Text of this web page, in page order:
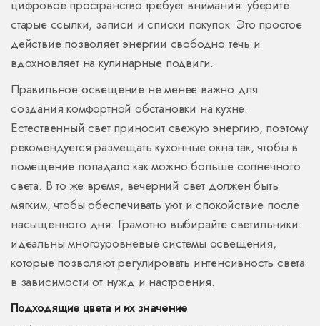
цифровое пространство требует внимания: уберите
старые ссылки, записи и списки покупок. Это простое
действие позволяет энергии свободно течь и
вдохновляет на кулинарные подвиги.
Правильное освещение не менее важно для
создания комфортной обстановки на кухне.
Естественный свет приносит свежую энергию, поэтому
рекомендуется размещать кухонные окна так, чтобы в
помещение попадало как можно больше солнечного
света. В то же время, вечерний свет должен быть
мягким, чтобы обеспечивать уют и спокойствие после
насыщенного дня. Грамотно выбирайте светильники:
идеальны многоуровневые системы освещения,
которые позволяют регулировать интенсивность света
в зависимости от нужд и настроения.
Подходящие цвета и их значение